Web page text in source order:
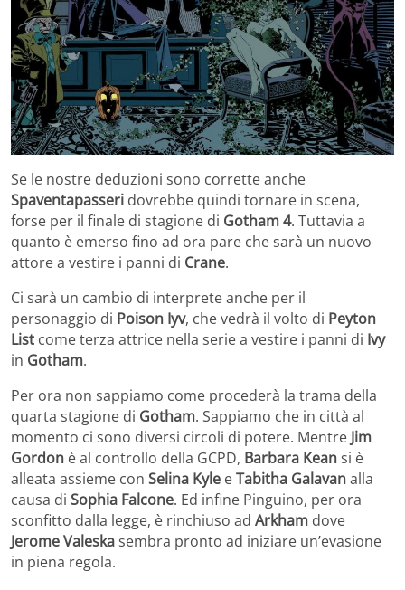
Se le nostre deduzioni sono corrette anche
Spaventapasseri dovrebbe quindi tornare in scena,
forse per il finale di stagione di Gotham 4. Tuttavia a
quanto è emerso fino ad ora pare che sarà un nuovo
attore a vestire i panni di Crane.
Ci sarà un cambio di interprete anche per il
personaggio di Poison Iyv, che vedrà il volto di Peyton
List come terza attrice nella serie a vestire i panni di Ivy
in Gotham.
Per ora non sappiamo come procederà la trama della
quarta stagione di Gotham. Sappiamo che in città al
momento ci sono diversi circoli di potere. Mentre Jim
Gordon è al controllo della GCPD, Barbara Keansi è
alleata assieme con Selina Kyle eTabitha Galavanalla
causa di Sophia Falcone. Ed infine Pinguino, per ora
sconfitto dalla legge, è rinchiuso ad Arkham dove
JeromeValeskasembra pronto ad iniziare un’evasione
in piena regola.